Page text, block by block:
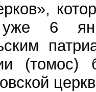
6
(томос)